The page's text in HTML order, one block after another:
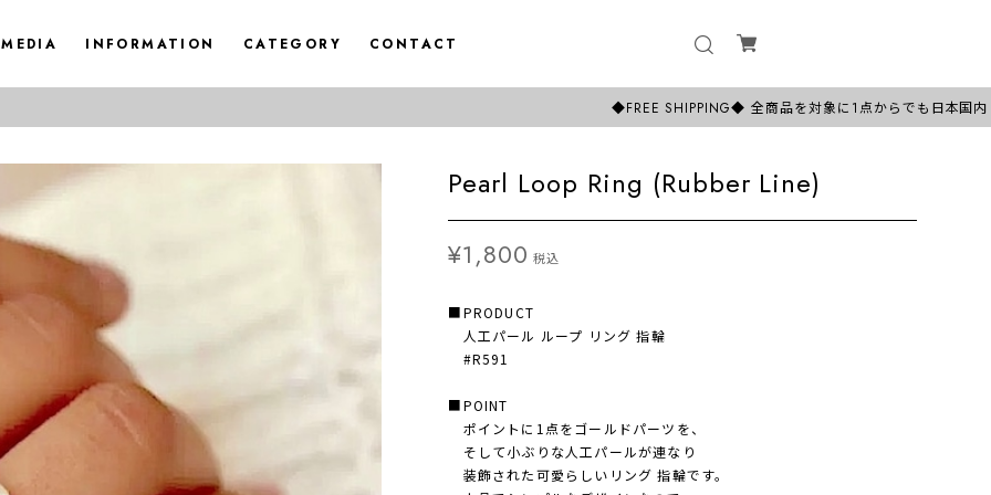
MEDIA INFORMATION CATEGORY CONTACT
◆FREE SHIPPING◆ 全商品を対象に1点からでも日本国内【全国送料無
Pearl Loop Ring (Rubber Line)
¥1,800 税込
■PRODUCT
人工パール ループ リング 指輪
#R591
■POINT
ポイントに1点をゴールドパーツを、
そして小ぶりな人工パールが連なり
装飾された可愛らしいリング 指輪です。